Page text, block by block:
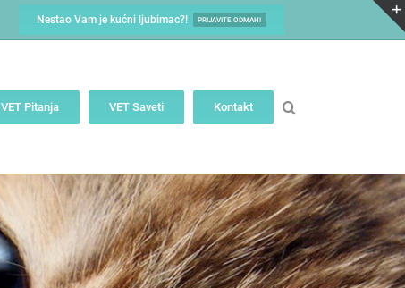
Nestao Vam je kućni ljubimac?! PRIJAVITE ODMAH!
VET Pitanja VET Saveti Kontakt